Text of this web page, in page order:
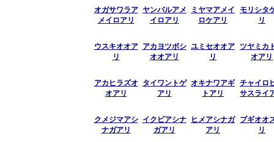
オガサワラア
メイロアリ
ヤンバルアメ
イロアリ
ミヤマアメイ
ロケアリ
モリシタ
リ
ウスキオオア
リ
アカヨツボシ
オオアリ
ユミセオオア
リ
ツヤミカ
オアリ
アカヒラズオ
オアリ
タイワントゲ
アリ
オキナワアギ
トアリ
チャイロ
サスライ
クメジマアシ
ナガアリ
イクビアシナ
ガアリ
ヒメアシナガ
アリ
ブギオオ
リ